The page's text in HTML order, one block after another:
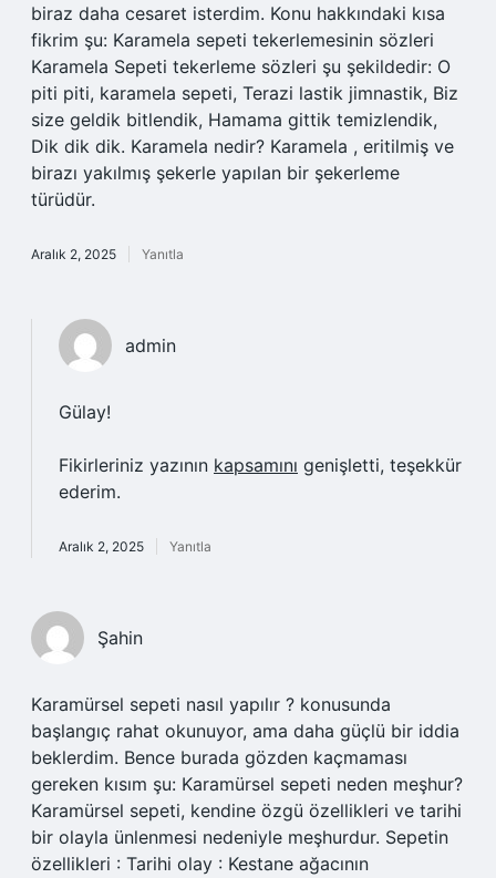
biraz daha cesaret isterdim. Konu hakkındaki kısa
fikrim şu: Karamela sepeti tekerlemesinin sözleri
Karamela Sepeti tekerleme sözleri şu şekildedir: O
piti piti, karamela sepeti, Terazi lastik jimnastik, Biz
size geldik bitlendik, Hamama gittik temizlendik,
Dik dik dik. Karamela nedir? Karamela , eritilmiş ve
birazı yakılmış şekerle yapılan bir şekerleme
türüdür.
Aralık 2, 2025 Yanıtla
admin
Gülay!
Fikirleriniz yazının kapsamını genişletti, teşekkür
ederim.
Aralık 2, 2025 Yanıtla
Şahin
Karamürsel sepeti nasıl yapılır ? konusunda
başlangıç rahat okunuyor, ama daha güçlü bir iddia
beklerdim. Bence burada gözden kaçmaması
gereken kısım şu: Karamürsel sepeti neden meşhur?
Karamürsel sepeti, kendine özgü özellikleri ve tarihi
bir olayla ünlenmesi nedeniyle meşhurdur. Sepetin
özellikleri : Tarihi olay : Kestane ağacının